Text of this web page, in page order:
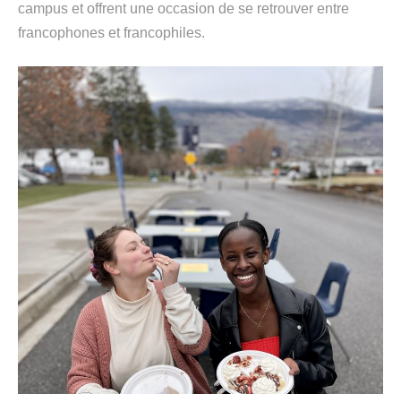
campus et offrent une occasion de se retrouver entre
francophones et francophiles.